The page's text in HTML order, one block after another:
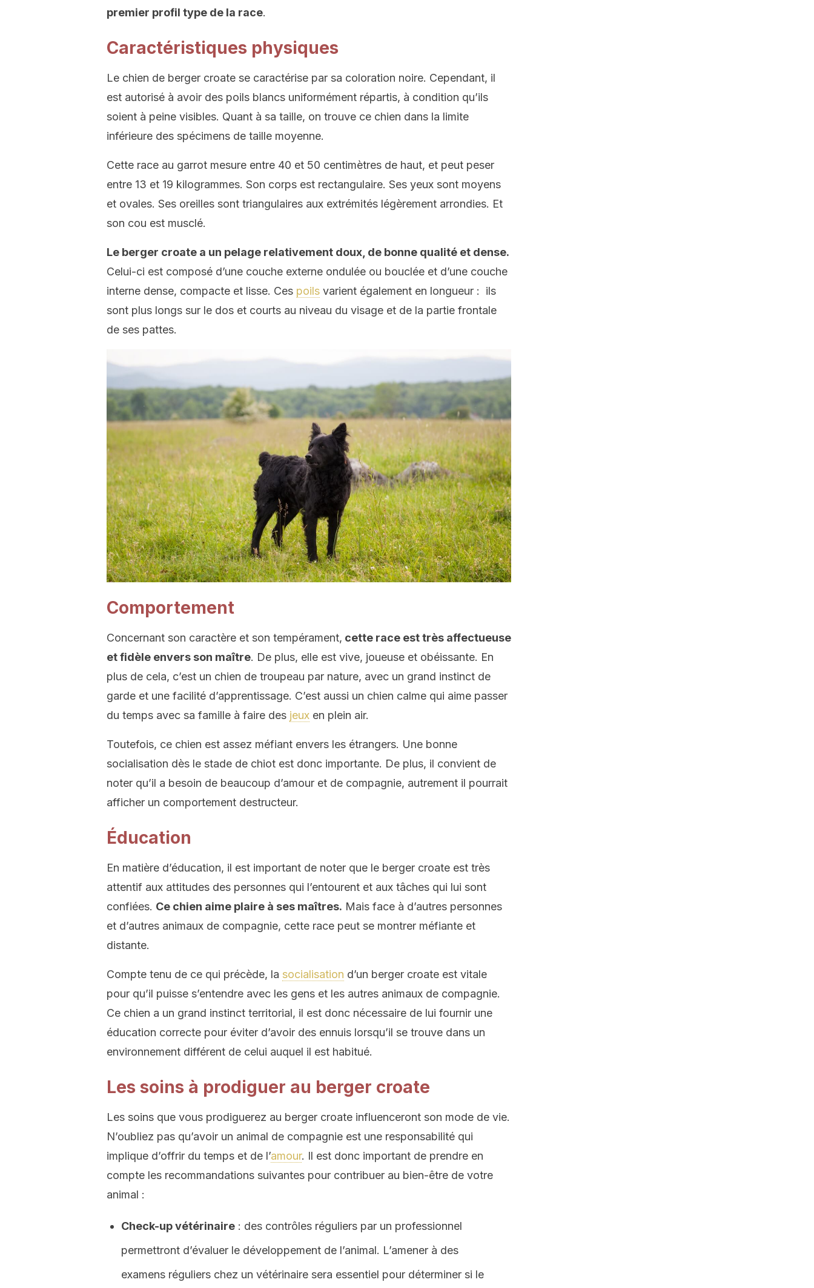
premier profil type de la race.
Caractéristiques physiques
Le chien de berger croate se caractérise par sa coloration noire. Cependant, il
est autorisé à avoir des poils blancs uniformément répartis, à condition qu’ils
soient à peine visibles. Quant à sa taille, on trouve ce chien dans la limite
inférieure des spécimens de taille moyenne.
Cette race au garrot mesure entre 40 et 50 centimètres de haut, et peut peser
entre 13 et 19 kilogrammes. Son corps est rectangulaire. Ses yeux sont moyens
et ovales. Ses oreilles sont triangulaires aux extrémités légèrement arrondies. Et
son cou est musclé.
Le berger croate a un pelage relativement doux, de bonne qualité et dense.
Celui-ci est composé d’une couche externe ondulée ou bouclée et d’une couche
interne dense, compacte et lisse. Ces poils varient également en longueur : ils
sont plus longs sur le dos et courts au niveau du visage et de la partie frontale
de ses pattes.
Comportement
Concernant son caractère et son tempérament, cette race est très affectueuse
et fidèle envers son maître. De plus, elle est vive, joueuse et obéissante. En
plus de cela, c’est un chien de troupeau par nature, avec un grand instinct de
garde et une facilité d’apprentissage. C’est aussi un chien calme qui aime passer
du temps avec sa famille à faire des jeux en plein air.
Toutefois, ce chien est assez méfiant envers les étrangers. Une bonne
socialisation dès le stade de chiot est donc importante. De plus, il convient de
noter qu’il a besoin de beaucoup d’amour et de compagnie, autrement il pourrait
afficher un comportement destructeur.
Éducation
En matière d’éducation, il est important de noter que le berger croate est très
attentif aux attitudes des personnes qui l’entourent et aux tâches qui lui sont
confiées. Ce chien aime plaire à ses maîtres. Mais face à d’autres personnes
et d’autres animaux de compagnie, cette race peut se montrer méfiante et
distante.
Compte tenu de ce qui précède, la socialisation d’un berger croate est vitale
pour qu’il puisse s’entendre avec les gens et les autres animaux de compagnie.
Ce chien a un grand instinct territorial, il est donc nécessaire de lui fournir une
éducation correcte pour éviter d’avoir des ennuis lorsqu’il se trouve dans un
environnement différent de celui auquel il est habitué.
Les soins à prodiguer au berger croate
Les soins que vous prodiguerez au berger croate influenceront son mode de vie.
N’oubliez pas qu’avoir un animal de compagnie est une responsabilité qui
implique d’offrir du temps et de l’amour. Il est donc important de prendre en
compte les recommandations suivantes pour contribuer au bien-être de votre
animal :
Check-up vétérinaire : des contrôles réguliers par un professionnel
permettront d’évaluer le développement de l’animal. L’amener à des
examens réguliers chez un vétérinaire sera essentiel pour déterminer si le